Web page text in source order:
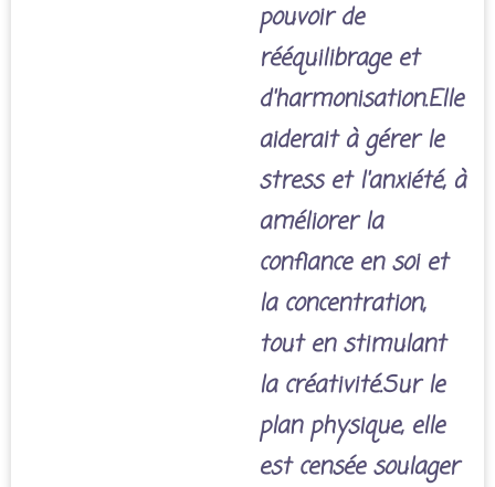
pouvoir de
rééquilibrage et
d'harmonisation.Elle
aiderait à gérer le
stress et l'anxiété, à
améliorer la
confiance en soi et
la concentration,
tout en stimulant
la créativité.Sur le
plan physique, elle
est censée soulager